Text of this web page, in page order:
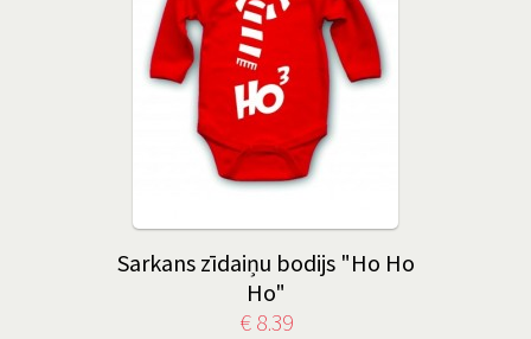
Sarkans zīdaiņu bodijs "Ho Ho
Ho"
€ 8.39